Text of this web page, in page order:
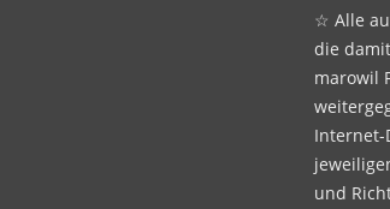
☆ Alle
die
marowil
Internet-
und